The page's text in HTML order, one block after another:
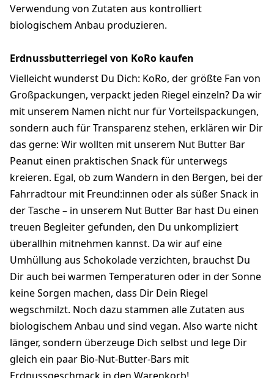
Verwendung von Zutaten aus kontrolliert
biologischem Anbau produzieren.
Erdnussbutterriegel von KoRo kaufen
Vielleicht wunderst Du Dich: KoRo, der größte Fan von
Großpackungen, verpackt jeden Riegel einzeln? Da wir
mit unserem Namen nicht nur für Vorteilspackungen,
sondern auch für Transparenz stehen, erklären wir Dir
das gerne: Wir wollten mit unserem Nut Butter Bar
Peanut einen praktischen Snack für unterwegs
kreieren. Egal, ob zum Wandern in den Bergen, bei der
Fahrradtour mit Freund:innen oder als süßer Snack in
der Tasche – in unserem Nut Butter Bar hast Du einen
treuen Begleiter gefunden, den Du unkompliziert
überallhin mitnehmen kannst. Da wir auf eine
Umhüllung aus Schokolade verzichten, brauchst Du
Dir auch bei warmen Temperaturen oder in der Sonne
keine Sorgen machen, dass Dir Dein Riegel
wegschmilzt. Noch dazu stammen alle Zutaten aus
biologischem Anbau und sind vegan. Also warte nicht
länger, sondern überzeuge Dich selbst und lege Dir
gleich ein paar Bio-Nut-Butter-Bars mit